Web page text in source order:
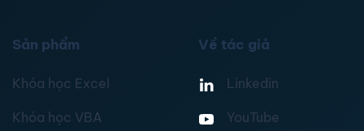
Sản phẩm
Khóa học Excel
Khóa học VBA
Về tác giả
Linkedin
YouTube